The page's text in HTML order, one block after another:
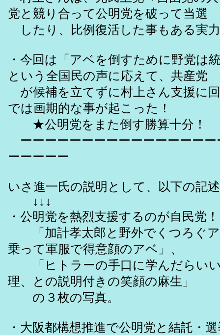
党と競り合って公明党を破って当選
したり、比例復活した事もある実
・今回は「アベを倒すために野党は
という全国民の声に応えて、共産党
が候補を立てずに村上さん支援に
では画期的な事が起こった！
★公明党をまた倒す勝算十分！
ーーーーーーーーーーーーーーーー
ーーーーー
いさ進一氏の説明として、以下の記
↓↓↓
・公明党を熱烈支援するのが自民党！
「加計孝太郎と野外でくつろぐア
乗って軍服で得意顔のアベ」、
「ヒトラーの手口に学んだらいい
理、との説明付きの笑顔の麻生」
の３枚の写真。
・大阪都構想推進で公明党と結託・